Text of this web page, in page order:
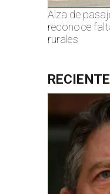
Alza de
reconoce
rurales